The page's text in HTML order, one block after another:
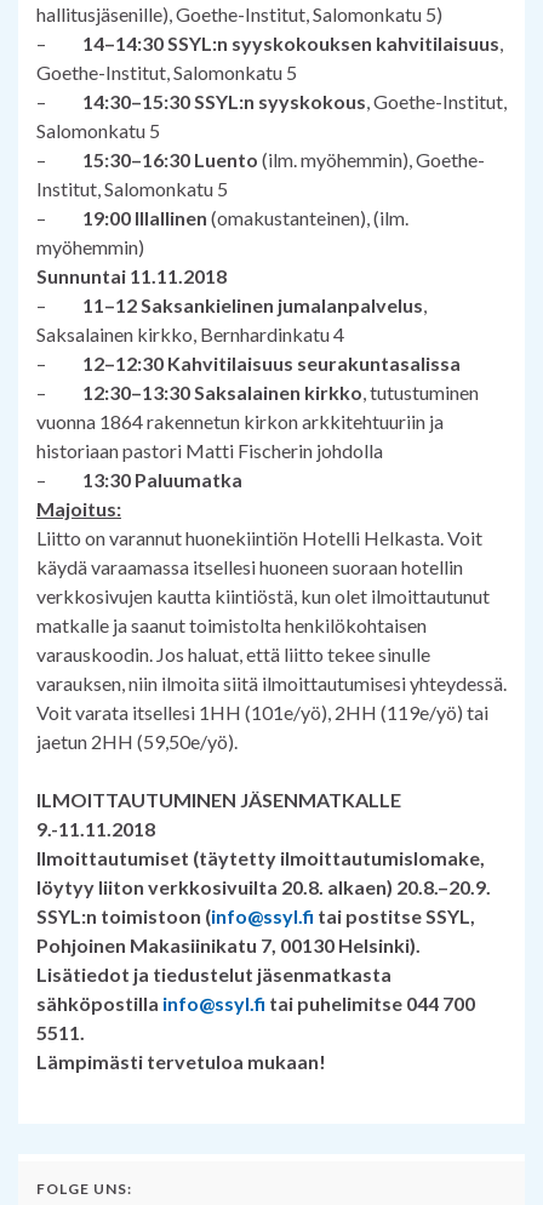
hallitusjäsenille),Goethe-Institut, Salomonkatu 5)
– 14–14:30 SSYL:n syyskokouksen kahvitilaisuus,
Goethe-Institut, Salomonkatu 5
– 14:30–15:30 SSYL:n syyskokous, Goethe-Institut,
Salomonkatu 5
– 15:30–16:30 Luento (ilm. myöhemmin), Goethe-
Institut, Salomonkatu 5
– 19:00 Illallinen (omakustanteinen), (ilm.
myöhemmin)
Sunnuntai 11.11.2018
– 11–12 Saksankielinen jumalanpalvelus,
Saksalainen kirkko, Bernhardinkatu 4
– 12–12:30 Kahvitilaisuus seurakuntasalissa
– 12:30–13:30 Saksalainen kirkko, tutustuminen
vuonna 1864 rakennetun kirkon arkkitehtuuriin ja
historiaan pastori Matti Fischerin johdolla
– 13:30 Paluumatka
Majoitus:
Liitto on varannut huonekiintiön Hotelli Helkasta. Voit
käydä varaamassa itsellesi huoneen suoraan hotellin
verkkosivujen kautta kiintiöstä, kun olet ilmoittautunut
matkalle ja saanut toimistolta henkilökohtaisen
varauskoodin. Jos haluat, että liitto tekee sinulle
varauksen, niin ilmoita siitä ilmoittautumisesi yhteydessä.
Voit varata itsellesi 1HH (101e/yö), 2HH (119e/yö) tai
jaetun 2HH (59,50e/yö).
ILMOITTAUTUMINEN JÄSENMATKALLE
9.-11.11.2018
Ilmoittautumiset (täytetty ilmoittautumislomake,
löytyy liiton verkkosivuilta 20.8. alkaen) 20.8.–20.9.
SSYL:n toimistoon (info@ssyl.fi tai postitse SSYL,
Pohjoinen Makasiinikatu 7, 00130 Helsinki).
Lisätiedot ja tiedustelut jäsenmatkasta
sähköpostilla info@ssyl.fi tai puhelimitse 044 700
5511.
Lämpimästi tervetuloa mukaan!
FOLGE UNS: